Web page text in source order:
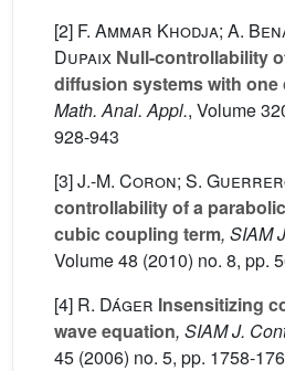
[2] F. Ammar Khodja; A.
Dupaix Null-controllability
diffusion systems with
Math. Anal. Appl., Volume
928-943
[3]J.-M. Coron; S.
controllability of a
cubic coupling term, SIAM
Volume 48 (2010) no. 8, pp.
[4] R. Dáger Insensitizing
wave equation, SIAM J.
45 (2006) no. 5, pp. 1758-